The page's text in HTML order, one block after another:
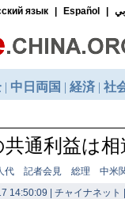
通利益は
代 記者会見 総理 中米
14:50:09 | チャイナネット |